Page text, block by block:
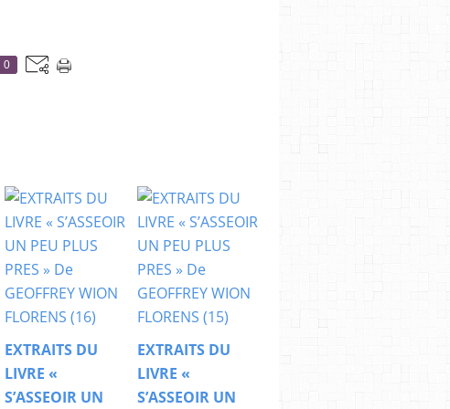
0
EXTRAITS DU
LIVRE «
S’ASSEOIR UN
EXTRAITS DU
LIVRE «
S’ASSEOIR UN